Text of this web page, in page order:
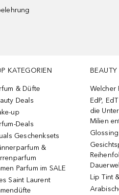
KATEGORIEN
& Düfte
Deals
up
Deals
Geschenksets
&
Parfum im SALE
Saint Laurent
BEAUTY
Welcher
EdP,
die
Milien
Lip Tint